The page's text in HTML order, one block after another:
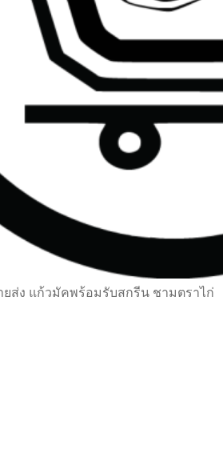
ยส่ง แก้วมัคพร้อมรับสกรีน ชามตราไก่